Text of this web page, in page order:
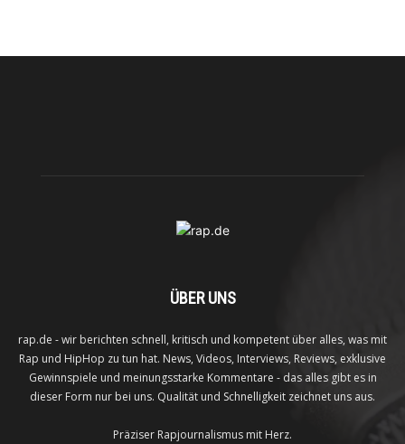
ÜBER UNS
rap.de - wir berichten schnell, kritisch und kompetent über alles, was mit
Rap und HipHop zu tun hat. News, Videos, Interviews, Reviews, exklusive
Gewinnspiele und meinungsstarke Kommentare - das alles gibt es in
dieser Form nur bei uns. Qualität und Schnelligkeit zeichnet uns aus.
Präziser Rapjournalismus mit Herz.